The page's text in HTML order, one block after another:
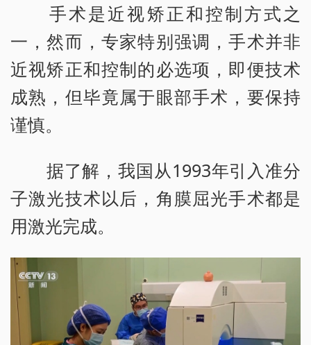
手术是近视矫正和控制方式之
一，然而，专家特别强调，手术并非
近视矫正和控制的必选项，即便技术
成熟，但毕竟属于眼部手术，要保持
谨慎。
据了解，我国从1993年引入准分
子激光技术以后，角膜屈光手术都是
用激光完成。